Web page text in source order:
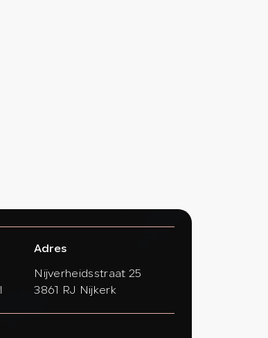
Adres
Nijverheidsstraat 25
3861 RJ Nijkerk